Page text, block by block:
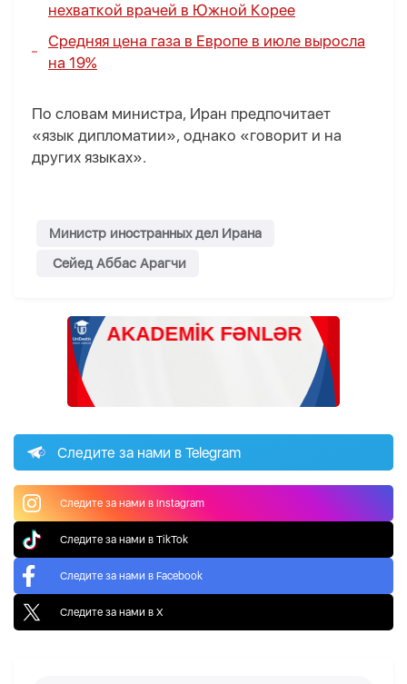
нехваткой врачей в Южной Корее
Средняя цена газа в Европе в июле выросла
на 19%
По словам министра, Иран предпочитает
«язык дипломатии», однако «говорит и на
других языках».
Министр иностранных дел Ирана
Сейед Аббас Арагчи
Следите за нами в Telegram
Следите за нами в Instagram
Следите за нами в TikTok
Следите за нами в Facebook
Следите за нами в X